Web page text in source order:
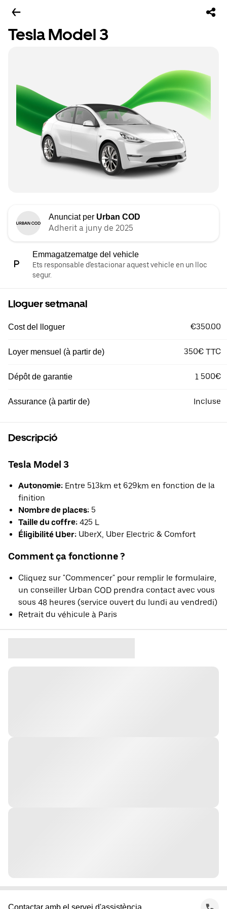
Tesla Model 3
Anunciat per Urban COD
Adherit a juny de 2025
Emmagatzematge del vehicle
Ets responsable d'estacionar aquest vehicle en un lloc
segur.
Lloguer setmanal
Cost del lloguer €350.00
Loyer mensuel (à partir de) 350€ TTC
Dépôt de garantie 1 500€
Assurance (à partir de) Incluse
Descripció
Tesla Model 3
Autonomie: Entre 513km et 629km en fonction de la
finition
Nombre de places: 5
Taille du coffre: 425 L
Éligibilité Uber: UberX, Uber Electric & Comfort
Comment ça fonctionne ?
Cliquez sur "Commencer" pour remplir le formulaire,
un conseiller Urban COD prendra contact avec vous
sous 48 heures (service ouvert du lundi au vendredi)
Retrait du véhicule à Paris
Contactar amb el servei d'assistència